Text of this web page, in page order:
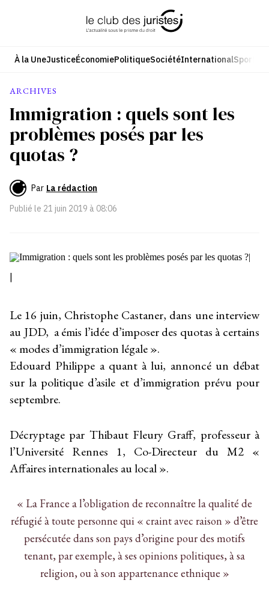
À la UneJusticeÉconomiePolitiqueSociétéInternationalSport
ARCHIVES
Immigration : quels sont les
problèmes posés par les
quotas ?
Par La rédaction
Publié le 21 juin 2019 à 08:06
Le 16 juin, Christophe Castaner, dans une interview
au JDD, a émis l’idée d’imposer des quotas à certains
« modes d’immigration légale ».
Edouard Philippe a quant à lui, annoncé un débat
sur la politique d’asile et d’immigration prévu pour
septembre.
Décryptage par Thibaut Fleury Graff, professeur à
l’Université Rennes 1, Co-Directeur du M2 «
Affaires internationales au local ».
« La France a l’obligation de reconnaître la qualité de
réfugié à toute personne qui « craint avec raison » d’être
persécutée dans son pays d’origine pour des motifs
tenant, par exemple, à ses opinions politiques, à sa
religion, ou à son appartenance ethnique »